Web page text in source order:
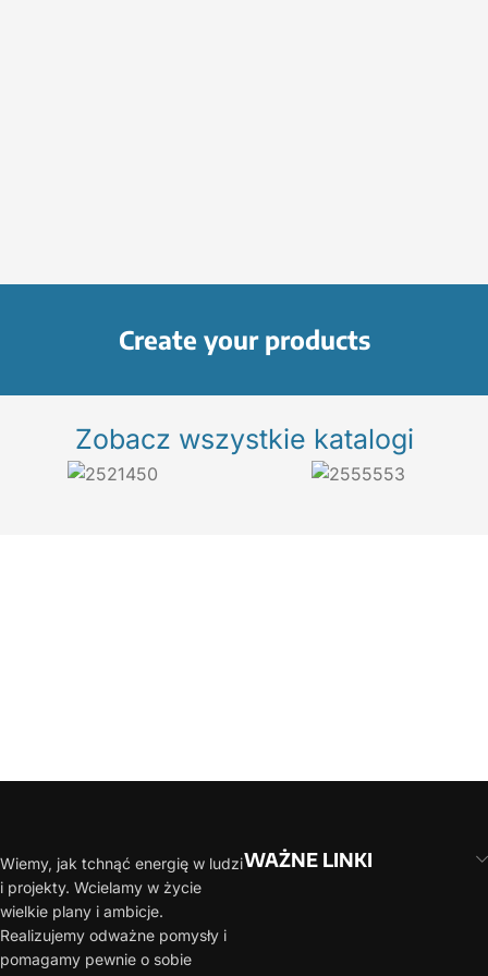
Create your products
Zobacz wszystkie katalogi
Wiemy, jak tchnąć energię w ludzi
i projekty. Wcielamy w życie
wielkie plany i ambicje.
Realizujemy odważne pomysły i
pomagamy pewnie o sobie
WAŻNE LINKI